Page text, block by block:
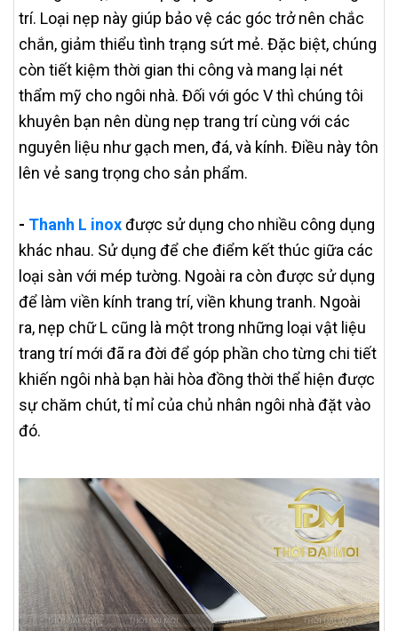
trí. Loại nẹp này giúp bảo vệ các góc trở nên chắc
chắn, giảm thiểu tình trạng sứt mẻ. Đặc biệt, chúng
còn tiết kiệm thời gian thi công và mang lại nét
thẩm mỹ cho ngôi nhà. Đối với góc V thì chúng tôi
khuyên bạn nên dùng nẹp trang trí cùng với các
nguyên liệu như gạch men, đá, và kính. Điều này tôn
lên vẻ sang trọng cho sản phẩm.
- Thanh L inoxđược sử dụng cho nhiều công dụng
khác nhau. Sử dụng để che điểm kết thúc giữa các
loại sàn với mép tường. Ngoài ra còn được sử dụng
để làm viền kính trang trí, viền khung tranh. Ngoài
ra, nẹp chữ L cũng là một trong những loại vật liệu
trang trí mới đã ra đời để góp phần cho từng chi tiết
khiến ngôi nhà bạn hài hòa đồng thời thể hiện được
sự chăm chút, tỉ mỉ của chủ nhân ngôi nhà đặt vào
đó.